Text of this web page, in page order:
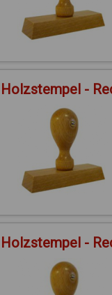
Holzstempel -
Holzstempel -